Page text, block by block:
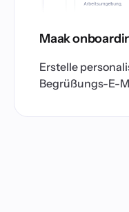
Maak
Erstelle
Begrüßungs-E-